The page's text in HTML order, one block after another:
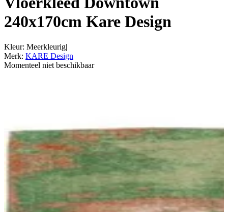
240x170cm Kare Design
Kleur: Meerkleurig|
Merk: KARE Design
Momenteel niet beschikbaar